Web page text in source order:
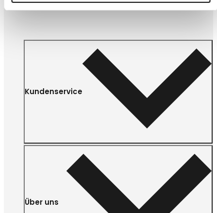
Kundenservice
Über uns